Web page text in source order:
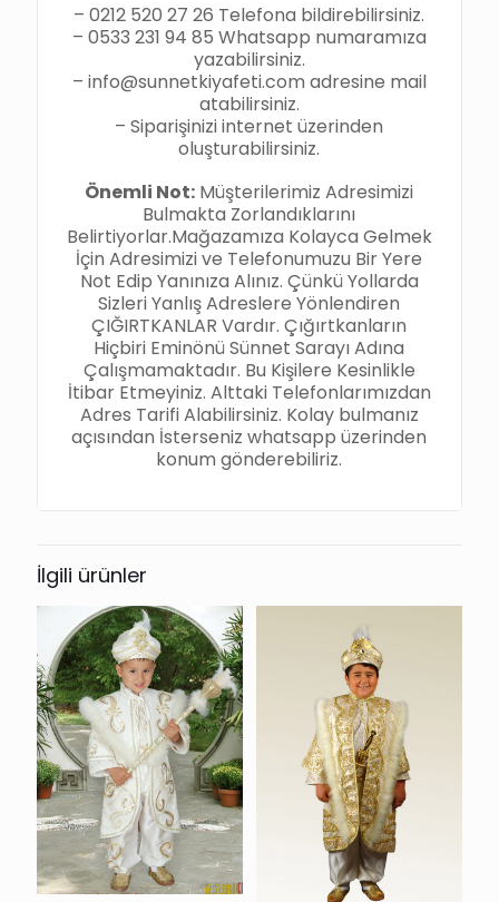
– 0212 520 27 26 Telefona bildirebilirsiniz.
– 0533 231 94 85 Whatsapp numaramıza
yazabilirsiniz.
– info@sunnetkiyafeti.com adresine mail
atabilirsiniz.
– Siparişinizi internet üzerinden
oluşturabilirsiniz.
Önemli Not: Müşterilerimiz Adresimizi
Bulmakta Zorlandıklarını
Belirtiyorlar.Mağazamıza Kolayca Gelmek
İçin Adresimizi ve Telefonumuzu Bir Yere
Not Edip Yanınıza Alınız. Çünkü Yollarda
Sizleri Yanlış Adreslere Yönlendiren
ÇIĞIRTKANLAR Vardır. Çığırtkanların
Hiçbiri Eminönü Sünnet Sarayı Adına
Çalışmamaktadır. Bu Kişilere Kesinlikle
İtibar Etmeyiniz. Alttaki Telefonlarımızdan
Adres Tarifi Alabilirsiniz. Kolay bulmanız
açısından İsterseniz whatsapp üzerinden
konum gönderebiliriz.
İlgili ürünler